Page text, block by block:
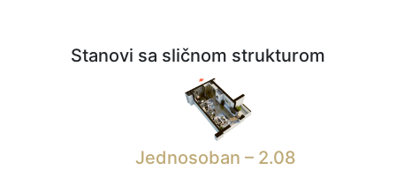
Stanovi sa sličnom strukturom
Jednosoban – 2.08